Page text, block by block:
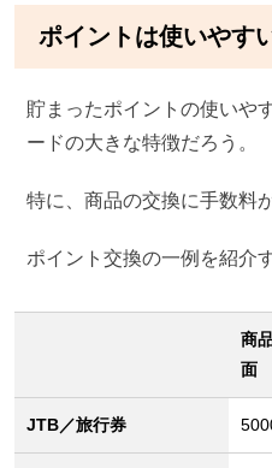
ポイントは使いやす
貯まったポイントの使いや
ードの大きな特徴だろう。
特に、商品の交換に手数料
ポイント交換の一例を紹介
商
面
JTB／旅行券